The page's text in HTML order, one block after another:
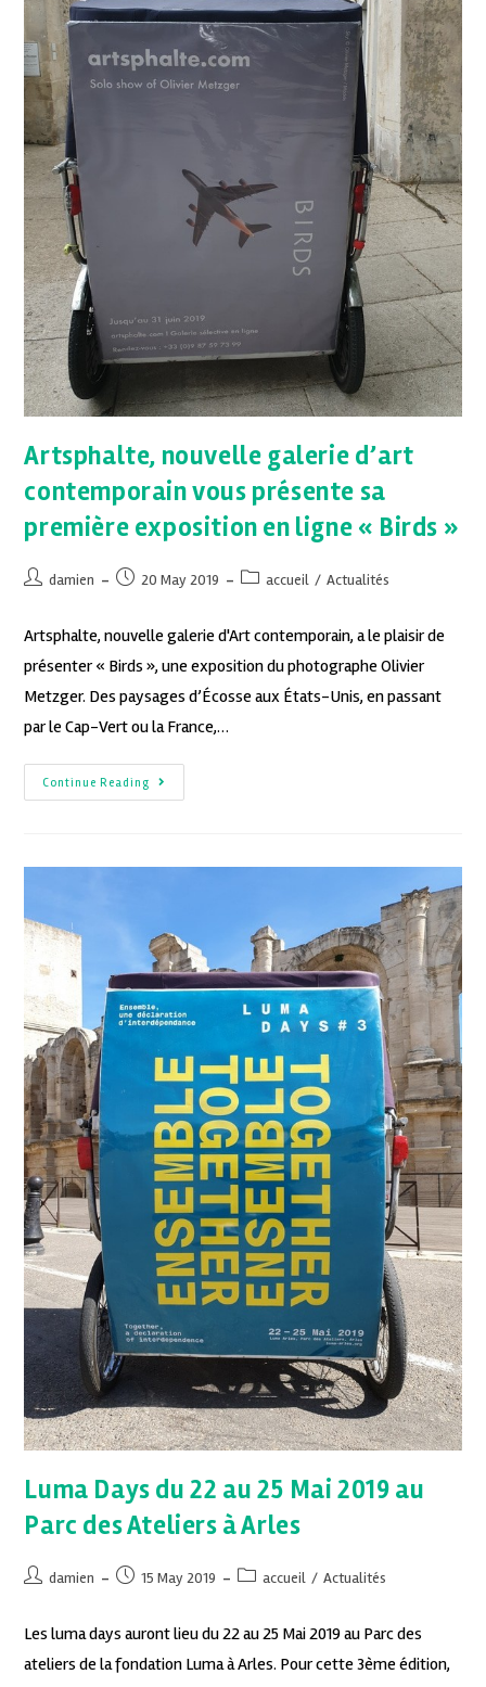
Artsphalte, nouvelle galerie d’art
contemporain vous présente sa
première exposition en ligne « Birds »
damien 20 May 2019 accueil / Actualités
Artsphalte, nouvelle galerie d'Art contemporain, a le plaisir de
présenter « Birds », une exposition du photographe Olivier
Metzger. Des paysages d’Écosse aux États-Unis, en passant
par le Cap-Vert ou la France,…
Continue Reading
Luma Days du 22 au 25 Mai 2019 au
Parc des Ateliers à Arles
damien 15 May 2019 accueil / Actualités
Les luma days auront lieu du 22 au 25 Mai 2019 au Parc des
ateliers de la fondation Luma à Arles. Pour cette 3ème édition,